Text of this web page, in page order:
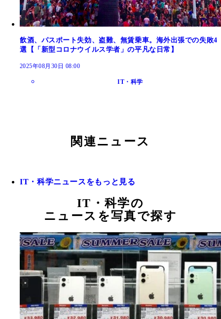
飲酒、パスポート失効、盗難、無賃乗車。海外出張での失敗4
選【「新型コロナウイルス学者」の平凡な日常】
2025年08月30日 08:00
IT・科学
関連ニュース
IT・科学ニュースをもっと見る
IT・科学の
ニュースを写真で探す